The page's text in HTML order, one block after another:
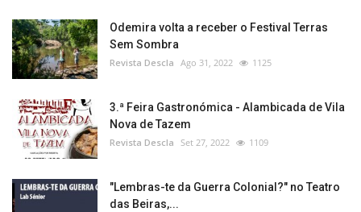
Odemira volta a receber o Festival Terras
Sem Sombra
Revista Descla Ago 31, 2022 1125
3.ª Feira Gastronómica - Alambicada de Vila
Nova de Tazem
Revista Descla Set 27, 2022 1109
"Lembras-te da Guerra Colonial?" no Teatro
das Beiras,...